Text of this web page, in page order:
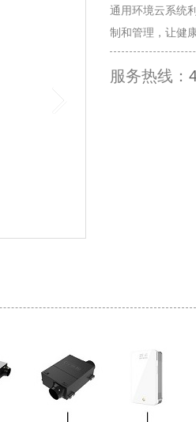
通用环境云系统
制和管理，让健
服务热线：